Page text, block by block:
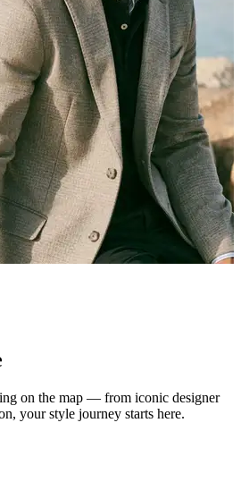
on the map — from iconic designer
your style journey starts here.